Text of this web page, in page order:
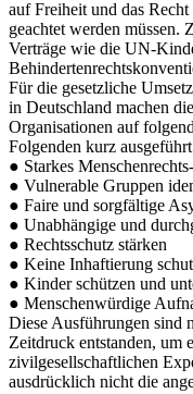
auf Freiheit und das
geachtet werden müssen.
Verträge wie die UN-
Für die gesetzliche
in Deutschland machen
Organisationen auf
Folgenden kurz
● Starkes
● Vulnerable Gruppen
● Faire und sorgfältige
● Unabhängige und
● Rechtsschutz stärken
● Keine Inhaftierung
● Kinder schützen und
● Menschenwürdige
Diese Ausführungen sind
Zeitdruck entstanden, um
zivilgesellschaftlichen
ausdrücklich nicht die